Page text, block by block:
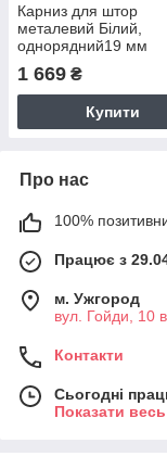
Карниз для штор
металевий Білий,
однорядний19 мм
(комплект) Куля
кронштейн циліндр
1 669 ₴
Купити
Про нас
100%
Працює з
м. Ужгород
вул. Гойди, 10
Контакти
Сьогодні
Показати